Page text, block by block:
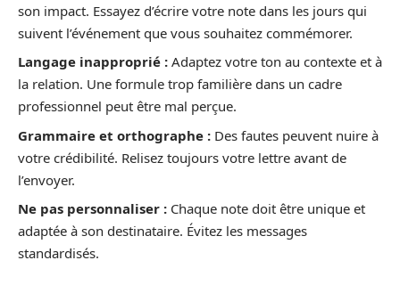
son impact. Essayez d’écrire votre note dans les jours qui
suivent l’événement que vous souhaitez commémorer.
Langage inapproprié : Adaptez votre ton au contexte et à
la relation. Une formule trop familière dans un cadre
professionnel peut être mal perçue.
Grammaire et orthographe : Des fautes peuvent nuire à
votre crédibilité. Relisez toujours votre lettre avant de
l’envoyer.
Ne pas personnaliser : Chaque note doit être unique et
adaptée à son destinataire. Évitez les messages
standardisés.